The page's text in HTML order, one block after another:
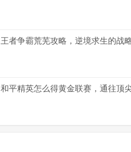
王者争霸荒芜攻略，逆境求生的战
和平精英怎么得黄金联赛，通往顶